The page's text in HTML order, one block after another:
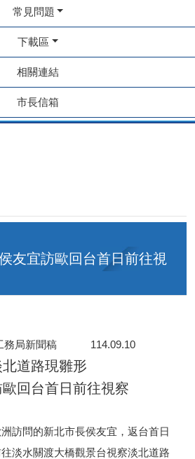
常見問題
下載區
相關連結
市長信箱
友宜訪歐回台首日前往視
工務局新聞稿 114.09.10
道路現雛形
回台首日前往視察
洲訪問的新北市長侯友宜，返台首日
淡水關渡大橋觀景台視察淡北道路